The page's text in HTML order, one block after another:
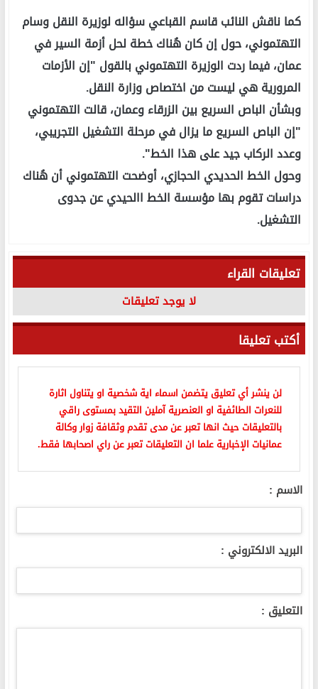
كما ناقش النائب قاسم القباعي سؤاله لوزيرة النقل وسام
التهتموني، حول إن كان هُناك خطة لحل أزمة السير في
عمان، فيما ردت الوزيرة التهتموني بالقول "إن الأزمات
المرورية هي ليست من اختصاص وزارة النقل.
وبشأن الباص السريع بين الزرقاء وعمان، قالت التهتموني
"إن الباص السريع ما يزال في مرحلة التشغيل التجريبي،
وعدد الركاب جيد على هذا الخط".
وحول الخط الحديدي الحجازي، أوضحت التهتموني أن هُناك
دراسات تقوم بها مؤسسة الخط االحيدي عن جدوى
التشغيل.
تعليقات القراء
لا يوجد تعليقات
أكتب تعليقا
لن ينشر أي تعليق يتضمن اسماء اية شخصية او يتناول اثارة
للنعرات الطائفية او العنصرية آملين التقيد بمستوى راقي
بالتعليقات حيث انها تعبر عن مدى تقدم وثقافة زوار وكالة
عمانيات الإخبارية علما ان التعليقات تعبر عن راي اصحابها فقط.
الاسم :
البريد الالكتروني :
التعليق :